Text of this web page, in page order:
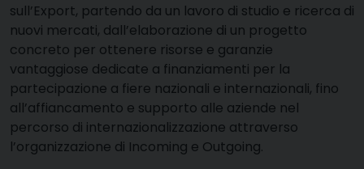
sull’Export, partendo da un lavoro di studio e ricerca di
nuovi mercati, dall’elaborazione di un progetto
concreto per ottenere risorse e garanzie
vantaggiose dedicate a finanziamenti per la
partecipazione a fiere nazionali e internazionali, fino
all’affiancamento e supporto alle aziende nel
percorso di internazionalizzazione attraverso
l’organizzazione di Incoming e Outgoing.